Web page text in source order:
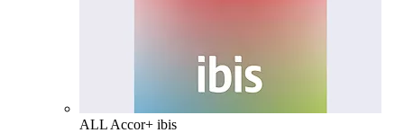
ALL Accor+ ibis